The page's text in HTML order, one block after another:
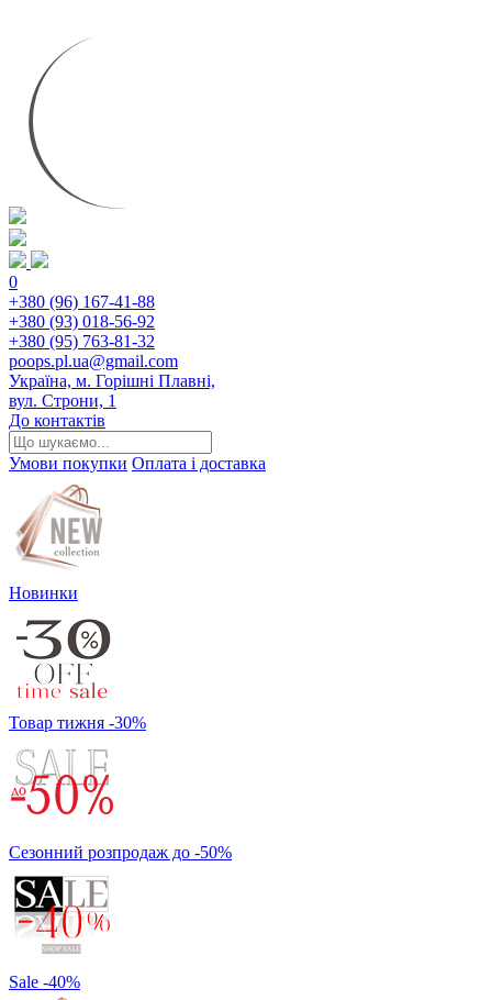
0
+380 (96) 167-41-88
+380 (93) 018-56-92
+380 (95) 763-81-32
poops.pl.ua@gmail.com
Україна, м. Горішні Плавні,
вул. Строни, 1
До контактів
Умови покупки Оплата і доставка
Новинки
Товар тижня -30%
Сезонний розпродаж до -50%
Sale -40%